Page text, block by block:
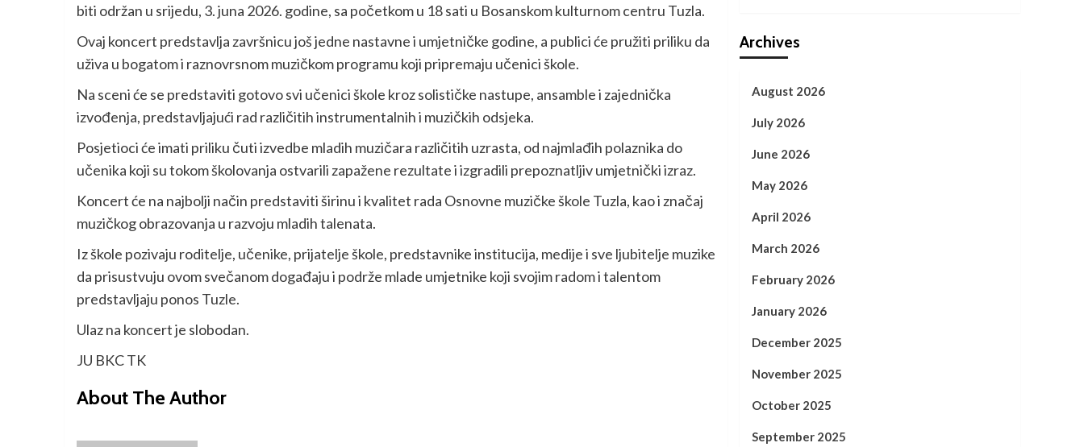
biti održan u srijedu, 3. juna 2026. godine, sa početkom u 18 sati u Bosanskom kulturnom centru Tuzla.
Ovaj koncert predstavlja završnicu još jedne nastavne i umjetničke godine, a publici će pružiti priliku da
uživa u bogatom i raznovrsnom muzičkom programu koji pripremaju učenici škole.
Na sceni će se predstaviti gotovo svi učenici škole kroz solističke nastupe, ansamble i zajednička
izvođenja, predstavljajući rad različitih instrumentalnih i muzičkih odsjeka.
Posjetioci će imati priliku čuti izvedbe mladih muzičara različitih uzrasta, od najmlađih polaznika do
učenika koji su tokom školovanja ostvarili zapažene rezultate i izgradili prepoznatljiv umjetnički izraz.
Koncert će na najbolji način predstaviti širinu i kvalitet rada Osnovne muzičke škole Tuzla, kao i značaj
muzičkog obrazovanja u razvoju mladih talenata.
Iz škole pozivaju roditelje, učenike, prijatelje škole, predstavnike institucija, medije i sve ljubitelje muzike
da prisustvuju ovom svečanom događaju i podrže mlade umjetnike koji svojim radom i talentom
predstavljaju ponos Tuzle.
Ulaz na koncert je slobodan.
JU BKC TK
About The Author
Archives
August 2026
July 2026
June 2026
May 2026
April 2026
March 2026
February 2026
January 2026
December 2025
November 2025
October 2025
September 2025